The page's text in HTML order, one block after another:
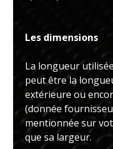
Les dimensions
La longueur
peut être la
extérieure ou
(donnée
mentionnée sur
que sa largeur.